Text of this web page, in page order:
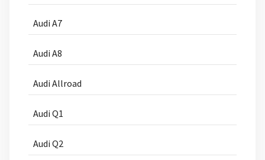
Audi A7
Audi A8
Audi Allroad
Audi Q1
Audi Q2